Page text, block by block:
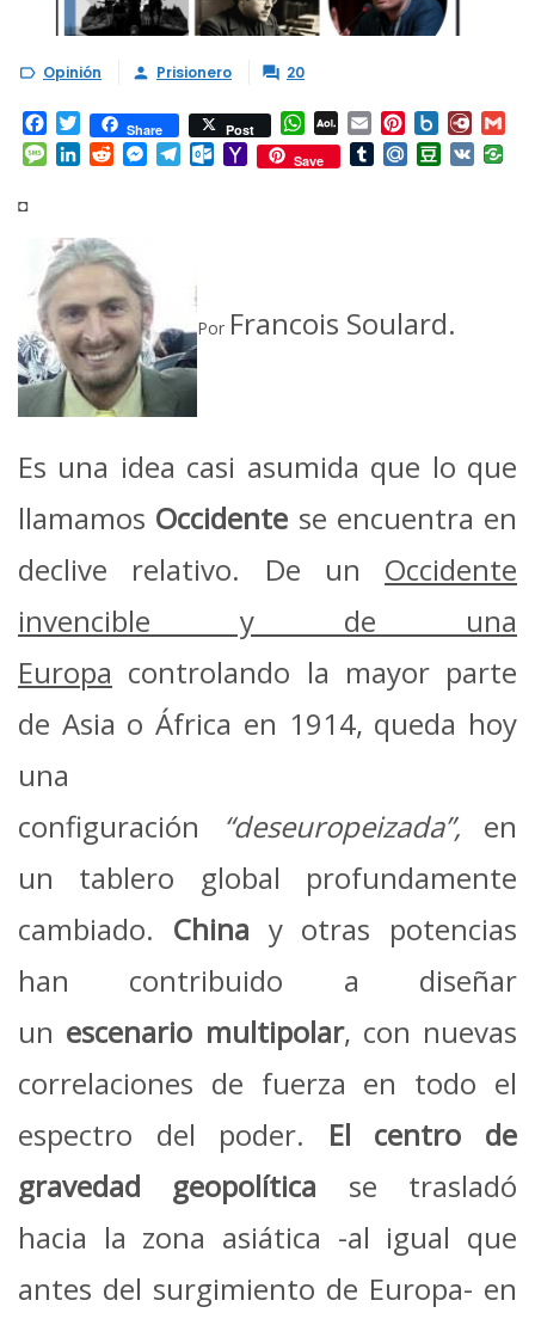
 Opinión  Prisionero  20
Facebook
TwitterShare Post WhatsApp
AOL
Mail
Email Pinterest
Box.net
Message
LinkedInRedditMessenger
TelegramOutlook.com
YahooSave TumblrMail.RuDouban
VK
◘
Por Francois Soulard.
Es una idea casi asumida que lo que
llamamos Occidente se encuentra en
declive relativo. De un Occidente
invencible y de una
Europa controlando la mayor parte
de Asia o África en 1914, queda hoy
una
configuración
“deseuropeizada”, en
un tablero global profundamente
cambiado. China y otras potencias
han contribuido a diseñar
un escenario multipolar, con nuevas
correlaciones de fuerza en todo el
espectro del poder. El
centro de
gravedad geopolítica se trasladó
hacia la zona asiática -al igual que
antes del surgimiento de Europa- en